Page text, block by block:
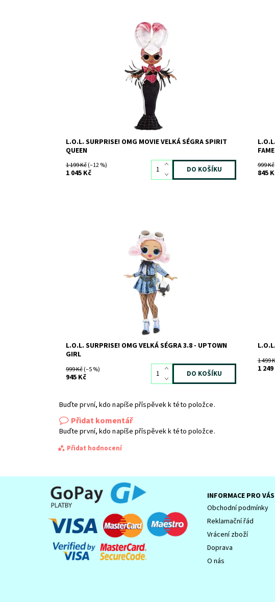
Skladem2
L.O.L. SURPRISE! OMG MOVIE VELKÁ SÉGRA SPIRIT
QUEEN
1 199 Kč(–12 %)
1 045 Kč
999 Kč
845
Skladem3
L.O.L. SURPRISE! OMG VELKÁ SÉGRA 3.8 - UPTOWN
GIRL
999 Kč(–5 %)
945 Kč
1 499
1
Buďte první, kdo napíše příspěvek k této položce.
Přidat komentář
Buďte první, kdo napíše příspěvek k této položce.
Přidat hodnocení
INFORMACE PRO VÁS
Obchodní podmínky
Reklamační řád
Vrácení zboží
Doprava
O nás